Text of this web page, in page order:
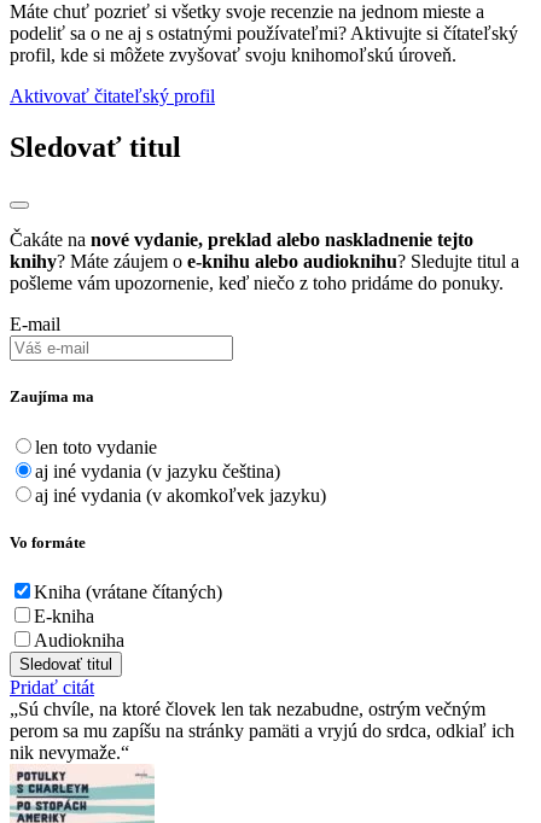
Máte chuť pozrieť si všetky svoje recenzie na jednom mieste a
podeliť sa o ne aj s ostatnými používateľmi? Aktivujte si čítateľský
profil, kde si môžete zvyšovať svoju knihomoľskú úroveň.
Aktivovať čitateľský profil
Sledovať titul
Čakáte na nové vydanie, preklad alebo naskladnenie tejto
knihy? Máte záujem o e-knihu alebo audioknihu? Sledujte titul a
pošleme vám upozornenie, keď niečo z toho pridáme do ponuky.
E-mail
Zaujíma ma
len toto vydanie
aj iné vydania (v jazyku čeština)
aj iné vydania (v akomkoľvek jazyku)
Vo formáte
Kniha (vrátane čítaných)
E-kniha
Audiokniha
Sledovať titul
Pridať citát
Sú chvíle, na ktoré človek len tak nezabudne, ostrým večným
perom sa mu zapíšu na stránky pamäti a vryjú do srdca, odkiaľ ich
nik nevymaže.